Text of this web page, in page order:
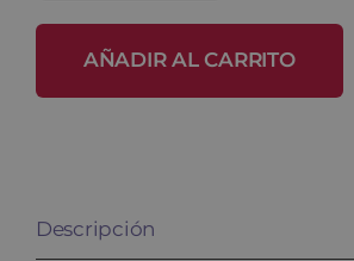
soldada
AÑADIR AL CARRITO
Descripción